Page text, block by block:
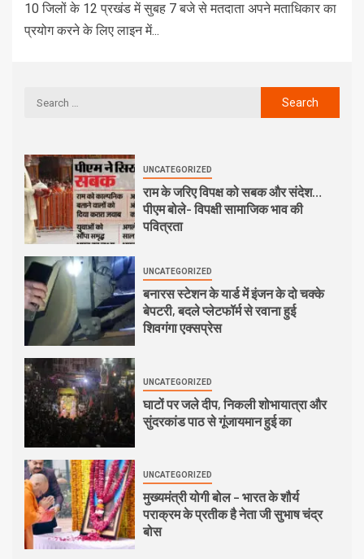
10 जिलों के 12 प्रखंड में सुबह 7 बजे से मतदाता अपने मताधिकार का
प्रयोग करने के लिए लाइन में...
UNCATEGORIZED
राम के जरिए विपक्ष को सबक और संदेश…
पीएम बोले- विपक्षी सामाजिक भाव की
पवित्रता
UNCATEGORIZED
बनारस स्टेशन के यार्ड में इंजन के दो चक्के
बेपटरी, बदले प्लेटफॉर्म से रवाना हुई
शिवगंगा एक्सप्रेस
UNCATEGORIZED
घाटों पर जले दीप, निकली शोभायात्रा और
सुंदरकांड पाठ से गूंजायमान हुई का
UNCATEGORIZED
मुख्यमंत्री योगी बोल – भारत के शौर्य
पराक्रम के प्रतीक है नेता जी सुभाष चंद्र
बोस